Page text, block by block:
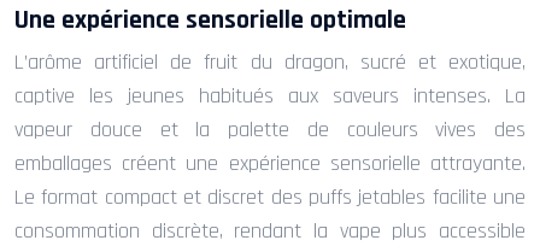
Une expérience sensorielle optimale
L’arôme artificiel de fruit du dragon, sucré et exotique,
captive les jeunes habitués aux saveurs intenses. La
vapeur douce et la palette de couleurs vives des
emballages créent une expérience sensorielle attrayante.
Le format compact et discret des puffs jetables facilite une
consommation discrète, rendant la vape plus accessible